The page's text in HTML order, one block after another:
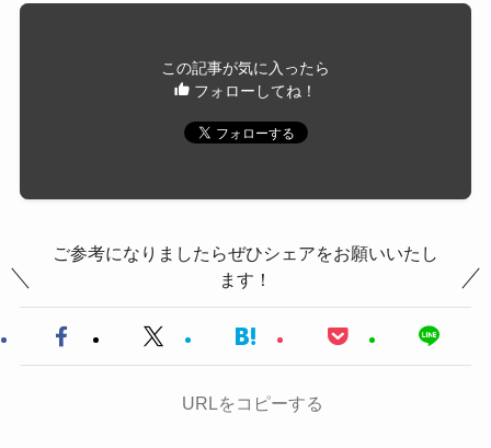
この記事が気に入ったら
フォローしてね！
ご参考になりましたらぜひシェアをお願いいたし
ます！
URLをコピーする